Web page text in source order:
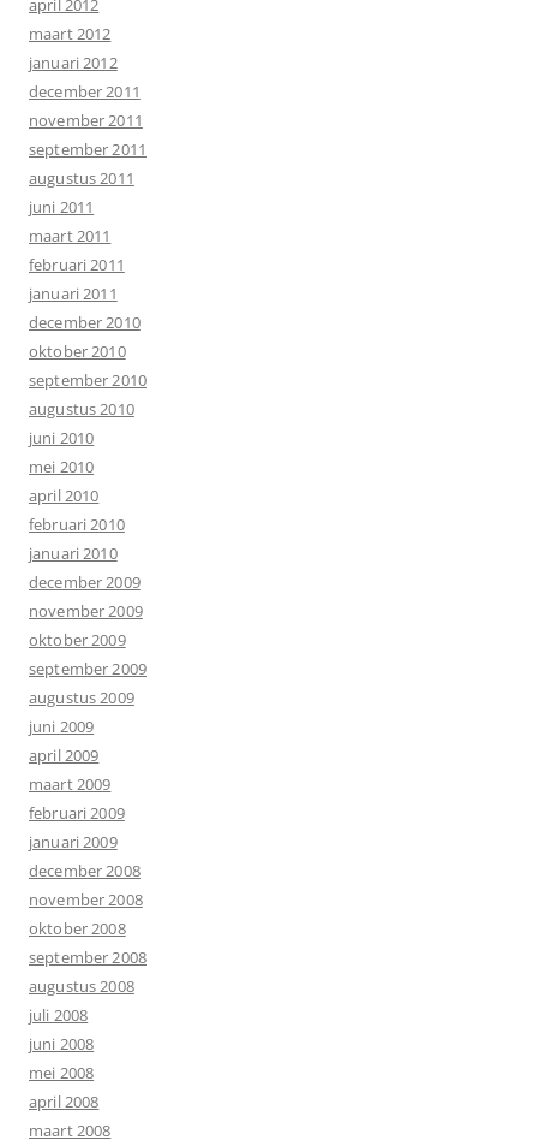
maart 2012
januari 2012
december 2011
november 2011
september 2011
augustus 2011
juni 2011
maart 2011
februari 2011
januari 2011
december 2010
oktober 2010
september 2010
augustus 2010
juni 2010
mei 2010
april 2010
februari 2010
januari 2010
december 2009
november 2009
oktober 2009
september 2009
augustus 2009
juni 2009
april 2009
maart 2009
februari 2009
januari 2009
december 2008
november 2008
oktober 2008
september 2008
augustus 2008
juli 2008
juni 2008
mei 2008
april 2008
maart 2008